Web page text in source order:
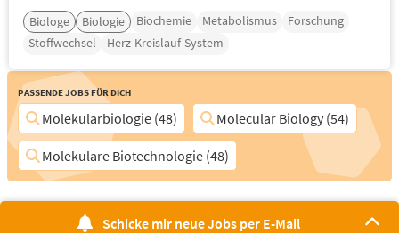
Biologe Biologie Biochemie Metabolismus
Forschung
Stoffwechsel
Herz-Kreislauf-System
Passende Jobs für Dich
Molekularbiologie (48)
Molecular Biology (54)
Molekulare Biotechnologie (48)
Schicke mir neue Jobs per E-Mail